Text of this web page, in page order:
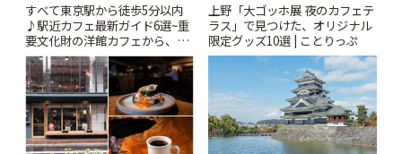
すべて東京駅から徒歩5分以内
♪駅近カフェ最新ガイド6選~重
要文化財の洋館カフェから、改
札すぐのレトロ喫茶まで~ | こと
りっぷ
上野「大ゴッホ展 夜のカフェテ
ラス」で見つけた、オリジナル
限定グッズ10選 | ことりっぷ